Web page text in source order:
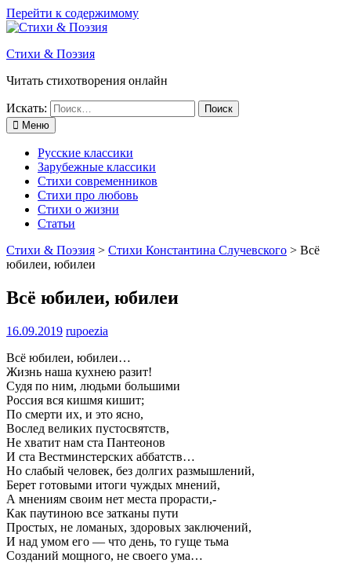
Перейти к содержимому
Стихи & Поэзия
Читать стихотворения онлайн
Искать:
Меню
Русские классики
Зарубежные классики
Стихи современников
Стихи про любовь
Стихи о жизни
Статьи
Стихи & Поэзия > Стихи Константина Случевского > Всё
юбилеи, юбилеи
Всё юбилеи, юбилеи
16.09.2019 rupoezia
Всё юбилеи, юбилеи…
Жизнь наша кухнею разит!
Судя по ним, людьми большими
Россия вся кишмя кишит;
По смерти их, и это ясно,
Вослед великих пустосвятств,
Не хватит нам ста Пантеонов
И ста Вестминстерских аббатств…
Но слабый человек, без долгих размышлений,
Берет готовыми итоги чуждых мнений,
А мнениям своим нет места прорасти,-
Как паутиною все затканы пути
Простых, не ломаных, здоровых заключений,
И над умом его — что день, то гуще тьма
Созданий мощного, не своего ума…